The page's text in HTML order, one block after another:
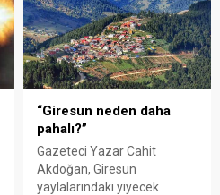
emeğinin karşılığını
alamadığını savunarak,
Giresun milletvekillerini
sessiz kalmakla suçladı.
“Giresun neden daha
pahalı?”
Gazeteci Yazar Cahit
Akdoğan, Giresun
yaylalarındaki yiyecek